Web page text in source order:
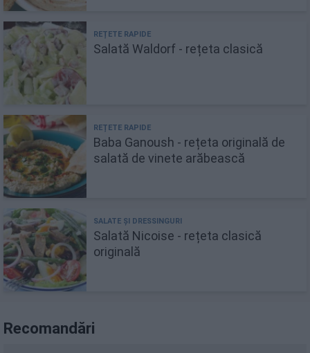
Salată Waldorf - rețeta clasică
Baba Ganoush - rețeta originală de
salată de vinete arăbească
Salată Nicoise - rețeta clasică
originală
Recomandări